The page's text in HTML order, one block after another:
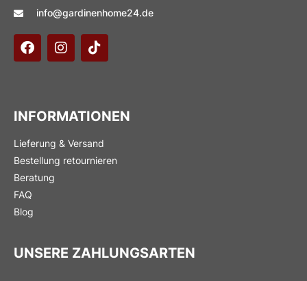
info@gardinenhome24.de
INFORMATIONEN
Lieferung & Versand
Bestellung retournieren
Beratung
FAQ
Blog
UNSERE ZAHLUNGSARTEN